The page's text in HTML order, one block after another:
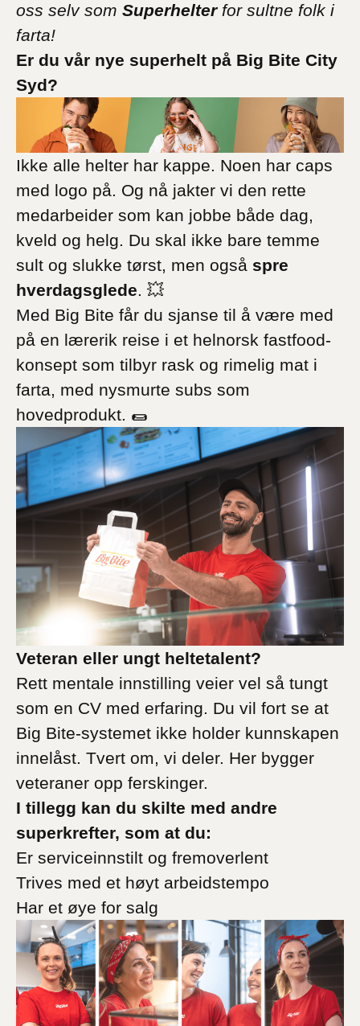
oss selv som Superhelterfor sultne folk i
farta!
Er du vår nye superhelt på Big Bite City
Syd?
Ikke alle helter har kappe. Noen har caps
med logo på. Og nå jakter vi den rette
medarbeider som kan jobbe både dag,
kveld og helg. Du skal ikke bare temme
sult og slukke tørst, men også spre
hverdagsglede. 💥
Med Big Bite får du sjanse til å være med
på en lærerik reise i et helnorsk fastfood-
konsept som tilbyr rask og rimelig mat i
farta, med nysmurte subs som
hovedprodukt. 🌯
Veteran eller ungt heltetalent?
Rett mentale innstilling veier vel så tungt
som en CV med erfaring. Du vil fort se at
Big Bite-systemet ikke holder kunnskapen
innelåst. Tvert om, vi deler. Her bygger
veteraner opp ferskinger.
I tillegg kan du skilte med andre
superkrefter, som at du:
Er serviceinnstilt og fremoverlent
Trives med et høyt arbeidstempo
Har et øye for salg